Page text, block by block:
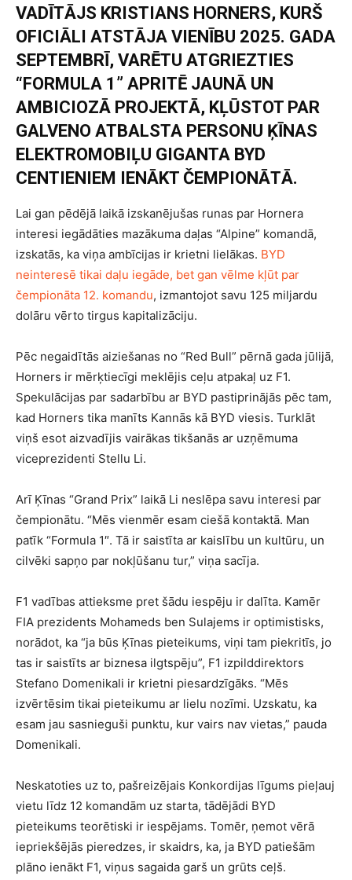
VADĪTĀJS KRISTIANS HORNERS, KURŠ
OFICIĀLI ATSTĀJA VIENĪBU 2025. GADA
SEPTEMBRĪ, VARĒTU ATGRIEZTIES
“FORMULA 1” APRITĒ JAUNĀ UN
AMBICIOZĀ PROJEKTĀ, KĻŪSTOT PAR
GALVENO ATBALSTA PERSONU ĶĪNAS
ELEKTROMOBIĻU GIGANTA BYD
CENTIENIEM IENĀKT ČEMPIONĀTĀ.
Lai gan pēdējā laikā izskanējušas runas par Hornera
interesi iegādāties mazākuma daļas “Alpine” komandā,
izskatās, ka viņa ambīcijas ir krietni lielākas. BYD
neinteresē tikai daļu iegāde, bet gan vēlme kļūt par
čempionāta 12. komandu, izmantojot savu 125 miljardu
dolāru vērto tirgus kapitalizāciju.
Pēc negaidītās aiziešanas no “Red Bull” pērnā gada jūlijā,
Horners ir mērķtiecīgi meklējis ceļu atpakaļ uz F1.
Spekulācijas par sadarbību ar BYD pastiprinājās pēc tam,
kad Horners tika manīts Kannās kā BYD viesis. Turklāt
viņš esot aizvadījis vairākas tikšanās ar uzņēmuma
viceprezidenti Stellu Li.
Arī Ķīnas “Grand Prix” laikā Li neslēpa savu interesi par
čempionātu. “Mēs vienmēr esam ciešā kontaktā. Man
patīk “Formula 1″. Tā ir saistīta ar kaislību un kultūru, un
cilvēki sapņo par nokļūšanu tur,” viņa sacīja.
F1 vadības attieksme pret šādu iespēju ir dalīta. Kamēr
FIA prezidents Mohameds ben Sulajems ir optimistisks,
norādot, ka “ja būs Ķīnas pieteikums, viņi tam piekritīs, jo
tas ir saistīts ar biznesa ilgtspēju”, F1 izpilddirektors
Stefano Domenikali ir krietni piesardzīgāks. “Mēs
izvērtēsim tikai pieteikumu ar lielu nozīmi. Uzskatu, ka
esam jau sasnieguši punktu, kur vairs nav vietas,” pauda
Domenikali.
Neskatoties uz to, pašreizējais Konkordijas līgums pieļauj
vietu līdz 12 komandām uz starta, tādējādi BYD
pieteikums teorētiski ir iespējams. Tomēr, ņemot vērā
iepriekšējās pieredzes, ir skaidrs, ka, ja BYD patiešām
plāno ienākt F1, viņus sagaida garš un grūts ceļš.